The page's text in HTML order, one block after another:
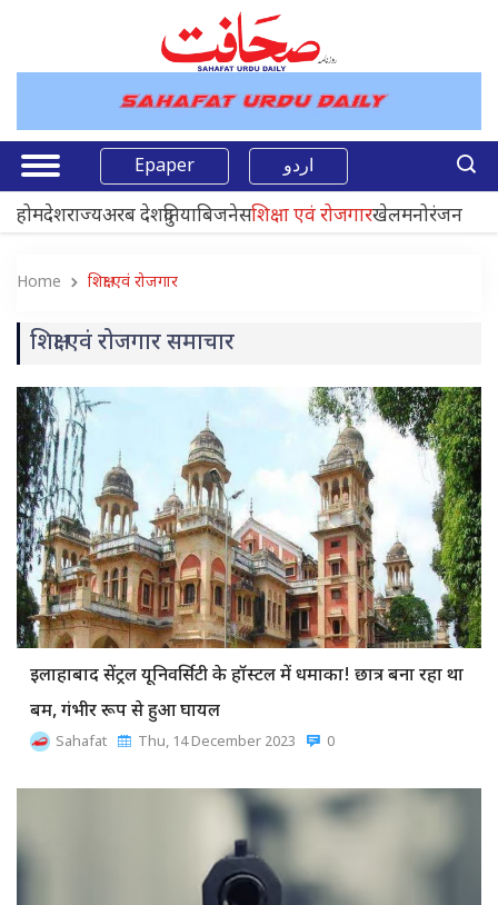
اردو Epaper
होमदेशराज्यअरब देशदुनियाबिजनेसशिक्षा एवं रोजगारखेलमनोरंजन
Home शिक्षा एवं रोजगार
शिक्षा एवं रोजगार समाचार
इलाहाबाद सेंट्रल यूनिवर्सिटी के हॉस्टल में धमाका! छात्र बना रहा था
बम, गंभीर रूप से हुआ घायल
Sahafat Thu, 14 December 2023 0